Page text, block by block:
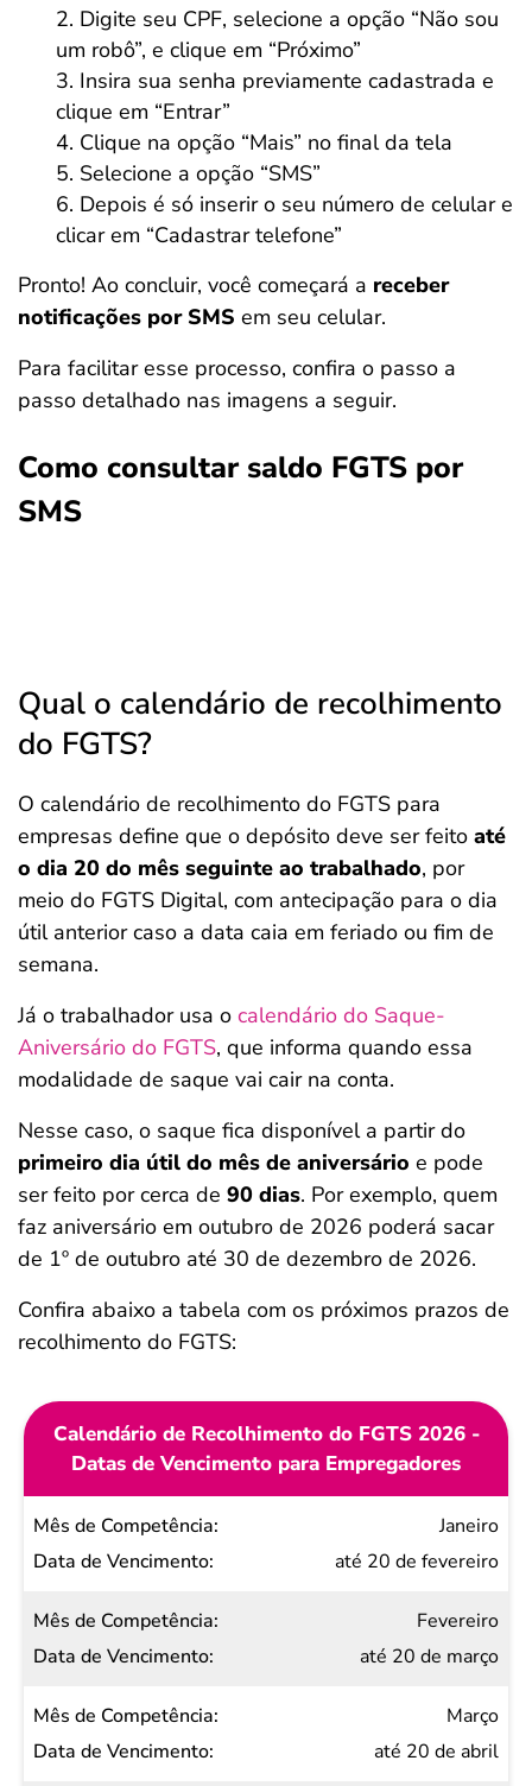
Digite seu CPF, selecione a opção “Não sou
um robô”, e clique em “Próximo”
Insira sua senha previamente cadastrada e
clique em “Entrar”
Clique na opção “Mais” no final da tela
Selecione a opção “SMS”
Depois é só inserir o seu número de celular e
clicar em “Cadastrar telefone”
Pronto! Ao concluir, você começará a receber
notificações por SMS em seu celular.
Para facilitar esse processo, confira o passo a
passo detalhado nas imagens a seguir.
Como consultar saldo FGTS por
SMS
Qual o calendário de recolhimento
do FGTS?
O calendário de recolhimento do FGTS para
empresas define que o depósito deve ser feito até
o dia 20 do mês seguinte ao trabalhado, por
meio do FGTS Digital, com antecipação para o dia
útil anterior caso a data caia em feriado ou fim de
semana.
Já o trabalhador usa o calendário do Saque-
Aniversário do FGTS, que informa quando essa
modalidade de saque vai cair na conta.
Nesse caso, o saque fica disponível a partir do
primeiro dia útil do mês de aniversário e pode
ser feito por cerca de 90 dias. Por exemplo, quem
faz aniversário em outubro de 2026 poderá sacar
de 1º de outubro até 30 de dezembro de 2026.
Confira abaixo a tabela com os próximos prazos de
recolhimento do FGTS:
Calendário de Recolhimento do FGTS 2026 -
Datas de Vencimento para Empregadores
Mês de
Competência
Vencimento
Janeiro
até 20 de fevereiro
Fevereiro
até 20 de março
Março
até 20 de abril